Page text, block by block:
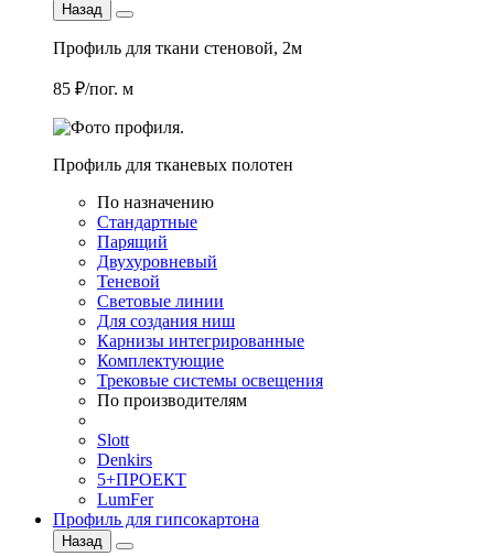
Назад
Профиль для ткани стеновой, 2м
85 ₽/пог. м
Профиль для тканевых полотен
По назначению
Стандартные
Парящий
Двухуровневый
Теневой
Световые линии
Для создания ниш
Карнизы интегрированные
Комплектующие
Трековые системы освещения
По производителям
Slott
Denkirs
5+ПРОЕКТ
LumFer
Профиль для гипсокартона
Назад